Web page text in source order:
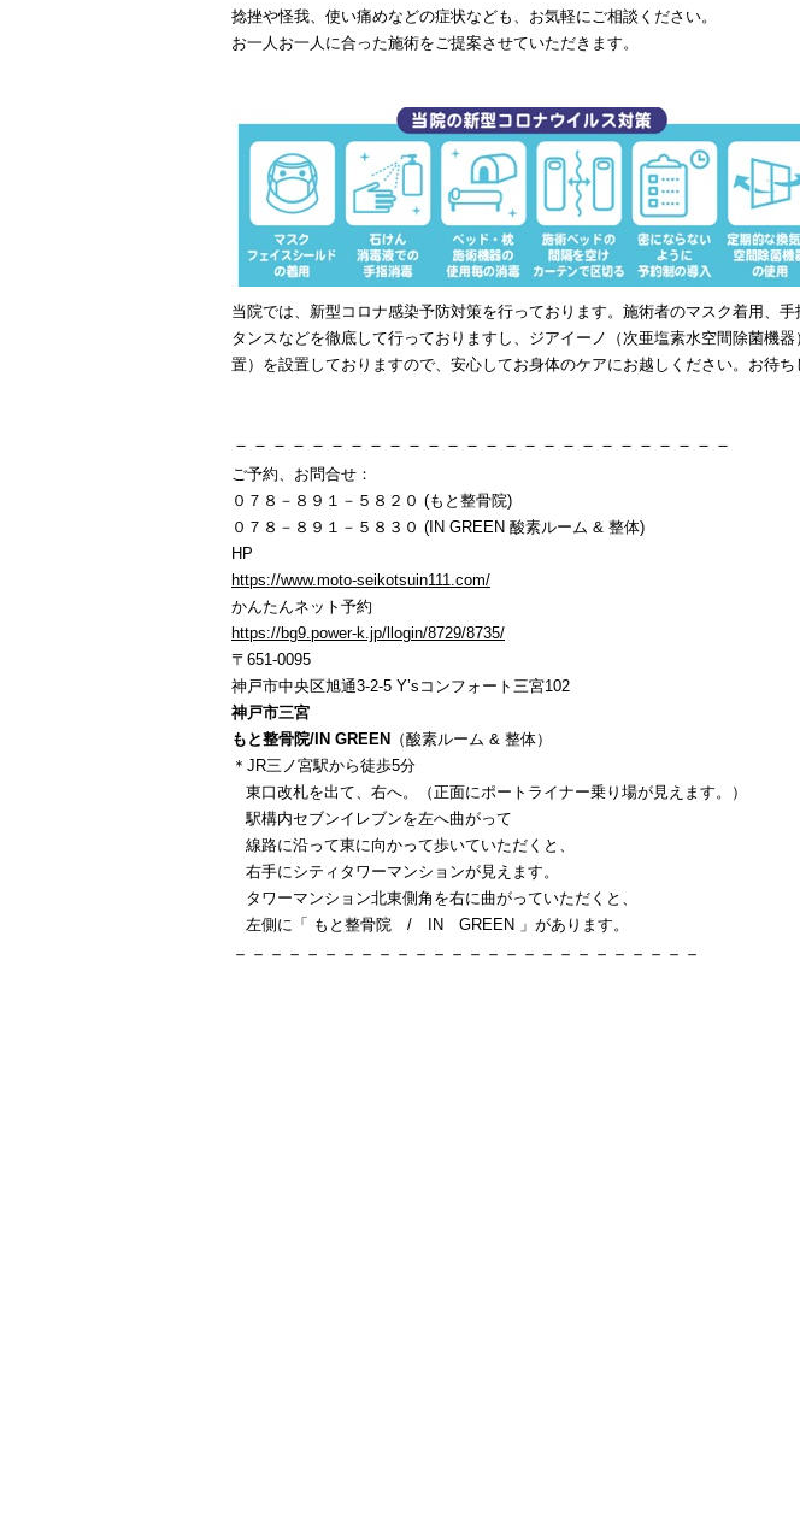
捻挫や怪我、使い痛めなどの症状なども、お気軽にご相談ください。
お一人お一人に合った施術をご提案させていただきます。
当院では、新型コロナ感染予防対策を行っております。施術者のマスク着用、
タンスなどを徹底して行っておりますし、ジアイーノ（次亜塩素水空間除菌機
置）を設置しておりますので、安心してお身体のケアにお越しください。お待ち
－－－－－－－－－－－－－－－－－－－－－－－－－－
ご予約、お問合せ：
０７８－８９１－５８２０ (もと整骨院)
０７８－８９１－５８３０ (IN GREEN 酸素ルーム & 整体)
HP
https://www.moto-seikotsuin111.com/
かんたんネット予約
https://bg9.power-k.jp/llogin/8729/8735/
〒651-0095
神戸市中央区旭通3-2-5 Y’sコンフォート三宮102
神戸市三宮
もと整骨院/IN GREEN
（酸素ルーム & 整体）
＊JR三ノ宮駅から徒歩5分
東口改札を出て、右へ。（正面にポートライナー乗り場が見えます。）
駅構内セブンイレブンを左へ曲がって
線路に沿って東に向かって歩いていただくと、
右手にシティタワーマンションが見えます。
タワーマンション北東側角を右に曲がっていただくと、
左側に「 もと整骨院 / IN GREEN 」があります。
－－－－－－－－－－－－－－－－－－－－－－－－－－